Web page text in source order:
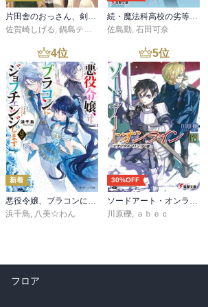
佐賀崎しげる 鍋島テツヒロ
佐島勤 石田可奈
4位
新着
悪役令嬢、ブラコンにジョブチェンジします９【電子特典付き】
浜千鳥, 八美☆わん
5位
30%OFF
ソードアート・オンライン29 ユナイタル・リングVIII
川原礫, ａｂｅｃ
フロア